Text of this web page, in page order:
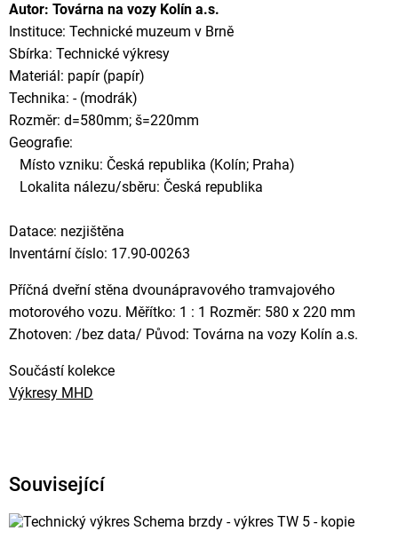
Autor: Továrna na vozy Kolín a.s.
Instituce: Technické muzeum v Brně
Sbírka: Technické výkresy
Materiál: papír (papír)
Technika: - (modrák)
Rozměr: d=580mm; š=220mm
Geografie:
Místo vzniku: Česká republika (Kolín; Praha)
Lokalita nálezu/sběru: Česká republika
Datace: nezjištěna
Inventární číslo: 17.90-00263
Příčná dveřní stěna dvounápravového tramvajového
motorového vozu. Měřítko: 1 : 1 Rozměr: 580 x 220 mm
Zhotoven: /bez data/ Původ: Továrna na vozy Kolín a.s.
Součástí kolekce
Výkresy MHD
Související